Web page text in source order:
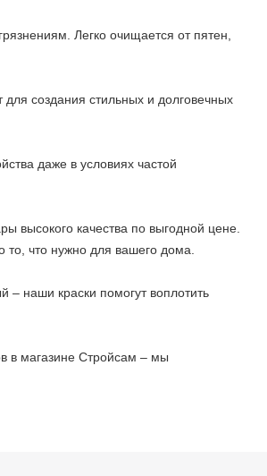
Легко очищается от пятен,
создания стильных и долговечных
даже в условиях частой
высокого качества по выгодной цене.
что нужно для вашего дома.
– наши краски помогут воплотить
в магазине Стройсам – мы